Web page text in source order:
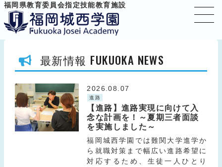
福岡県教育委員会指定技能教育施設
最新情報 FUKUOKA NEWS
2026.08.07
進路
【進路】進路実現に向けて入
念な計画を！～夏期三者面談
を実施しました～
福岡城西学園では難関大学進学か
ら就職対策まで幅広い進路希望に
対応するため、生徒一人ひとり